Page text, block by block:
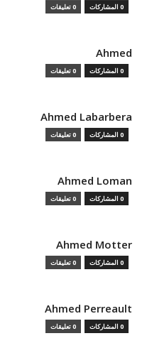
0 المشاركات 0 تعليقات
Ahmed
0 المشاركات 0 تعليقات
Ahmed Labarbera
0 المشاركات 0 تعليقات
Ahmed Loman
0 المشاركات 0 تعليقات
Ahmed Motter
0 المشاركات 0 تعليقات
Ahmed Perreault
0 المشاركات 0 تعليقات